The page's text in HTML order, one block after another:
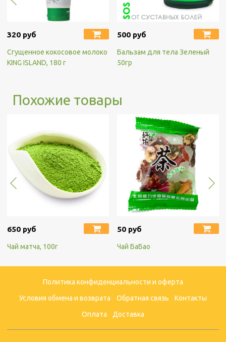
320 руб
Сгущенное кокосовое молоко
KING ISLAND, 180 г
500 руб
Бальзам для тела Зеленый
50гр
Похожие товары
650 руб
Чай матча, 100г
50 руб
Чай БаБао
Политика конфиденциальности и оферта
Условия обмена и возврата Обратная связь Контакты
Оплата Доставка